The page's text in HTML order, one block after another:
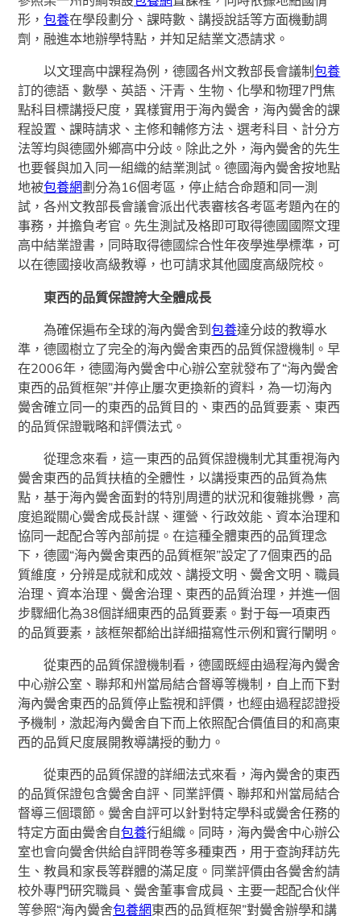
形，包養在學段劃分、課時數、講授說話等方面機動調
劑，融進本地辦學特點，并知足結業文憑請求。
以文理高中課程為例，德國各州文教部長會議制包養
訂的德語、數學、英語、汗青、生物、化學和物理7門焦
點科目標講授尺度，異樣實用于海內黌舍，海內黌舍的課
程設置、課時請求、主修和輔修方法、選考科目、計分方
法等均與德國外鄉高中分歧。除此之外，海內黌舍的先生
也要餐與加入同一組織的結業測試。德國海內黌舍按地點
地被包養網劃分為16個考區，停止結合命題和同一測
試，各州文教部長會議會派出代表審核各考區考題內在的
事務，并擔負考官。先生測試及格即可取得德國國際文理
高中結業證書，同時取得德國綜合性年夜學進學標準，可
以在德國接收高級教導，也可請求其他國度高級院校。
東西的品質保證誇大全體成長
為確保遍布全球的海內黌舍到包養達分歧的教導水
準，德國樹立了完全的海內黌舍東西的品質保證機制。早
在2006年，德國海內黌舍中心辦公室就發布了“海內黌舍
東西的品質框架”并停止屢次更換新的資料，為一切海內
黌舍確立同一的東西的品質目的、東西的品質要素、東西
的品質保證戰略和評價法式。
從理念來看，這一東西的品質保證機制尤其重視海內
黌舍東西的品質扶植的全體性，以講授東西的品質為焦
點，基于海內黌舍面對的特別周遭的狀況和復雜挑釁，高
度追蹤關心黌舍成長計謀、運營、行政效能、資本治理和
協同一起配合等內部前提。在這種全體東西的品質理念
下，德國“海內黌舍東西的品質框架”設定了7個東西的品
質維度，分辨是成就和成效、講授文明、黌舍文明、職員
治理、資本治理、黌舍治理、東西的品質治理，并進一個
步驟細化為38個詳細東西的品質要素。對于每一項東西
的品質要素，該框架都給出詳細描寫性示例和實行闡明。
從東西的品質保證機制看，德國既經由過程海內黌舍
中心辦公室、聯邦和州當局結合督導等機制，自上而下對
海內黌舍東西的品質停止監視和評價，也經由過程認證授
予機制，激起海內黌舍自下而上依照配合價值目的和高東
西的品質尺度展開教導講授的動力。
從東西的品質保證的詳細法式來看，海內黌舍的東西
的品質保證包含黌舍自評、同業評價、聯邦和州當局結合
督導三個環節。黌舍自評可以針對特定學科或黌舍任務的
特定方面由黌舍自包養行組織。同時，海內黌舍中心辦公
室也會向黌舍供給自評問卷等多種東西，用于查詢拜訪先
生、教員和家長等群體的滿足度。同業評價由各黌舍約請
校外專門研究職員、黌舍董事會成員、主要一起配合伙伴
等參照“海內黌舍包養網東西的品質框架”對黌舍辦學和講